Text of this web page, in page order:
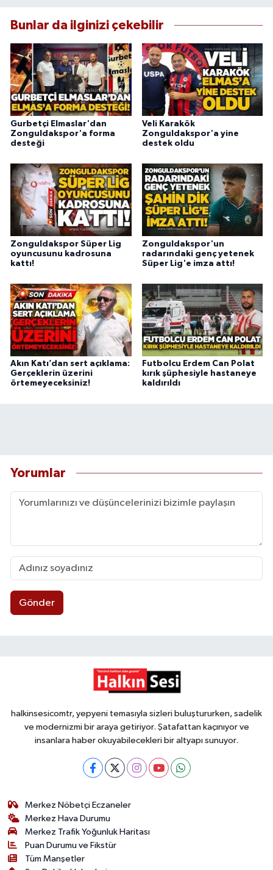
Bunlar da ilginizi çekebilir
Gurbetçi Elmaslar'dan
Zonguldakspor'a forma
desteği
Veli Karakök
Zonguldakspor'a yine
destek oldu
Zonguldakspor Süper Lig
oyuncusunu kadrosuna
kattı!
Zonguldakspor'un
radarındaki genç yetenek
Süper Lig'e imza attı!
Akın Katı’dan sert açıklama:
Gerçeklerin üzerini
örtemeyeceksiniz!
Futbolcu Erdem Can Polat
kırık şüphesiyle hastaneye
kaldırıldı
Yorumlar
Gönder
halkinsesicomtr, yepyeni temasıyla sizleri buluştururken, sadelik
ve modernizmi bir araya getiriyor. Şatafattan kaçınıyor ve
insanlara haber okuyabilecekleri bir altyapı sunuyor.
Merkez Nöbetçi Eczaneler
Merkez Hava Durumu
Merkez Trafik Yoğunluk Haritası
Puan Durumu ve Fikstür
Tüm Manşetler